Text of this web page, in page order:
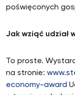
poświęconych
Jak wziąć udział
To proste.
na stronie:
economy-award